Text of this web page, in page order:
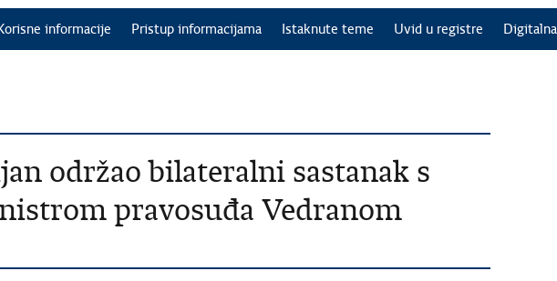
informacije Pristup informacijama Istaknute teme Uvid u registre
održao bilateralni sastanak s
pravosuđa Vedranom